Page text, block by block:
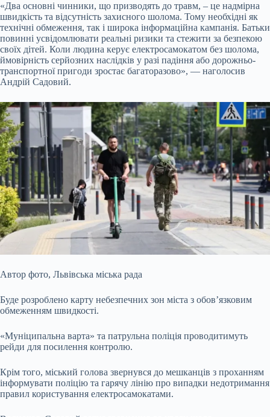
«Два основні чинники, що призводять до травм, – це надмірна
швидкість та відсутність захисного шолома. Тому необхідні як
технічні обмеження, так і широка інформаційна кампанія. Батьки
повинні усвідомлювати реальні ризики та стежити за безпекою
своїх дітей. Коли людина керує електросамокатом без шолома,
ймовірність серйозних наслідків у разі падіння або дорожньо-
транспортної пригоди зростає багаторазово», — наголосив
Андрій Садовий.
Автор фото, Львівська міська рада
Буде розроблено карту небезпечних зон міста з обов’язковим
обмеженням швидкості.
«Муніципальна варта» та патрульна поліція проводитимуть
рейди для посилення контролю.
Крім того, міський голова звернувся до мешканців з проханням
інформувати поліцію та гарячу лінію про випадки недотримання
правил користування електросамокатами.